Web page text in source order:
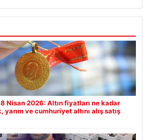
Nisan 2026: Altın fiyatları ne kadar
ve cumhuriyet altını alış satış